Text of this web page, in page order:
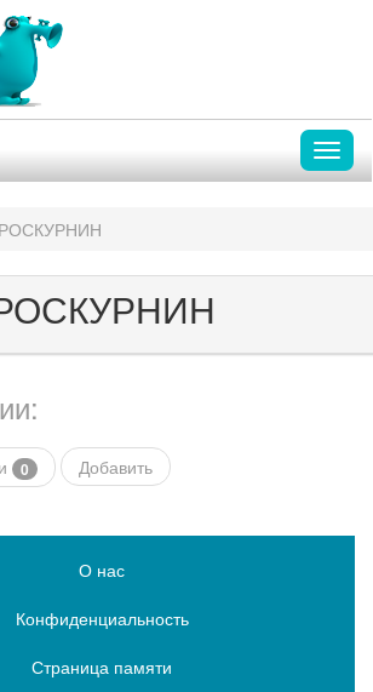
0 Добавить
О нас
Конфиденциальность
Страница памяти